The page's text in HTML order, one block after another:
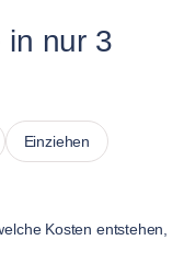
in nur 3
Einziehen
Kosten entstehen,